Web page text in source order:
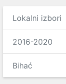
Lokalni izbori
2016-2020
Bihać